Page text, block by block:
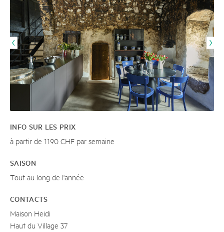
INFO SUR LES PRIX
à partir de 1190 CHF par semaine
SAISON
Tout au long de l'année
CONTACTS
Maison Heidi
Haut du Village 37